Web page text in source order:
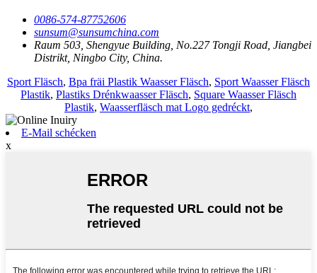
0086-574-87752606
sunsum@sunsumchina.com
Raum 503, Shengyue Building, No.227 Tongji Road, Jiangbei
Distrikt, Ningbo City, China.
Sport Fläsch, Bpa fräi Plastik Waasser Fläsch, Sport Waasser Fläsch
Plastik, Plastiks Drénkwaasser Fläsch, Square Waasser Fläsch
Plastik, Waasserfläsch mat Logo gedréckt,
E-Mail schécken
x